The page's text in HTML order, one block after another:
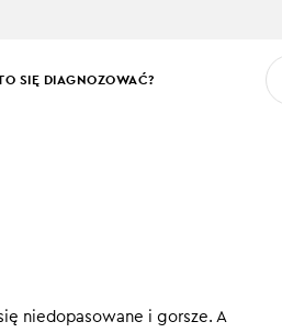
–
SIĘ DIAGNOZOWAĆ?
niedopasowane i gorsze. A